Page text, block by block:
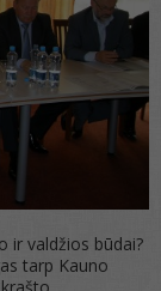
ir valdžios būdai?
tarp Kauno